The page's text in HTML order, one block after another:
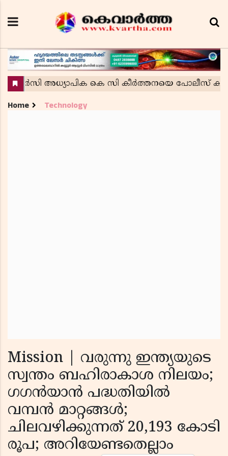
Home Technology
Mission | വരുന്നു ഇന്ത്യയുടെ
സ്വന്തം ബഹിരാകാശ നിലയം;
ഗഗൻയാൻ പദ്ധതിയിൽ
വമ്പൻ മാറ്റങ്ങൾ;
ചിലവഴിക്കുന്നത് 20,193 കോടി
രൂപ; അറിയേണ്ടതെല്ലാം